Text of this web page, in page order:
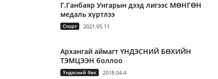
Г.Ганбаяр Унгарын дээд лигээс МӨНГӨН
медаль хүртлээ
Спорт 2021.05.11
Архангай аймагт ҮНДЭСНИЙ БӨХИЙН
ТЭМЦЭЭН боллоо
Үндэсний бөх 2018.04.4